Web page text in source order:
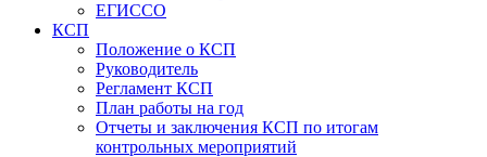
ЕГИССО
КСП
Положение о КСП
Руководитель
Регламент КСП
План работы на год
Отчеты и заключения КСП по итогам
контрольных мероприятий